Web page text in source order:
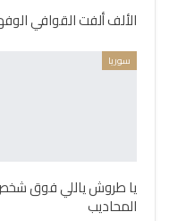
الألف ألفت القوافي
سوريا
يا طروش ياللي فوق
المحاديب